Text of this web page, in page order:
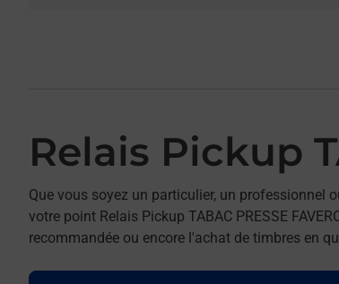
Relais Pickup
Que vous soyez un particulier, un professionnel
votre point Relais Pickup TABAC PRESSE
recommandée ou encore l'achat de timbres en